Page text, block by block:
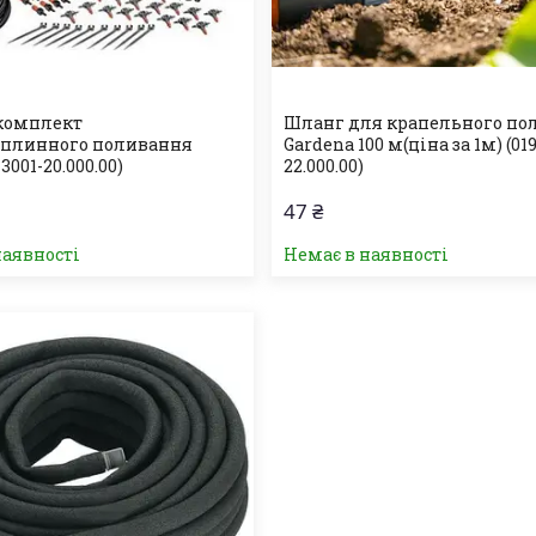
поливання
20.000.00)
Шланг для крапельного
Gardena 100 м(ціна за 1м)
22.000.00)
47 ₴
Немає в наявності